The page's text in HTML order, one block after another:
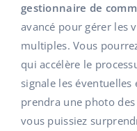
Calculateur de gains
Collaborations et
Contact
español (MX)
Français
Italiano
polski
gestionnaire de
avancé pour gérer les
multiples. Vous
qui accélère le
signale les
prendra une photo
vous puissiez